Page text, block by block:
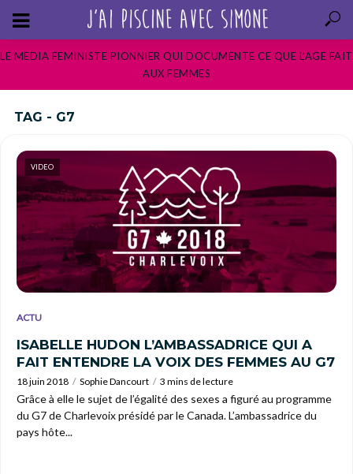
LE MEDIA FEMINISTE PIONNIER QUI DOCUMENTE CE QUE L’AGE FAIT
AUX FEMMES
TAG - G7
VIDEO
ACTU
ISABELLE HUDON L’AMBASSADRICE QUI A
FAIT ENTENDRE LA VOIX DES FEMMES AU G7
18 juin 2018 Sophie Dancourt 3 mins de lecture
Grâce à elle le sujet de l’égalité des sexes a figuré au programme
du G7 de Charlevoix présidé par le Canada. L’ambassadrice du
pays hôte...